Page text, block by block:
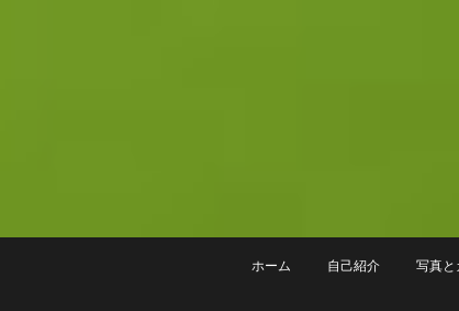
ホーム 自己紹介 写真と